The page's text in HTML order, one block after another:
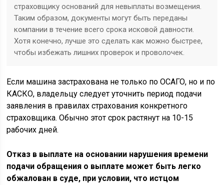
страховщику оснований для невыплаты возмещения.
Таким образом, документы могут быть переданы
компании в течение всего срока исковой давности.
Хотя конечно, лучше это сделать как можно быстрее,
чтобы избежать лишних проверок и проволочек.
Если машина застрахована не только по ОСАГО, но и по
КАСКО, владельцу следует уточнить период подачи
заявления в правилах страхования конкретного
страховщика. Обычно этот срок растянут на 10-15
рабочих дней.
Отказ в выплате на основании нарушения времени
подачи обращения о выплате может быть легко
обжалован в суде, при условии, что истцом